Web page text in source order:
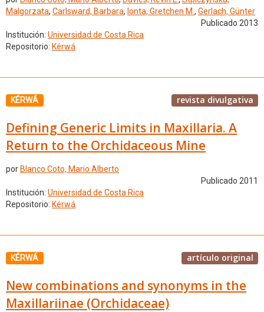
Malgorzata, Carlsward, Barbara, Ionta, Gretchen M., Gerlach, Günter
Publicado 2013
Institución: Universidad de Costa Rica
Repositorio: Kérwá
KÉRWÁ revista divulgativa
Defining Generic Limits in Maxillaria. A
Return to the Orchidaceous Mine
por Blanco Coto, Mario Alberto
Publicado 2011
Institución: Universidad de Costa Rica
Repositorio: Kérwá
KÉRWÁ artículo original
New combinations and synonyms in the
Maxillariinae (Orchidaceae)